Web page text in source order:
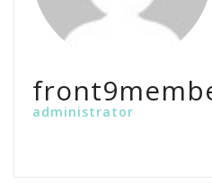
administrator